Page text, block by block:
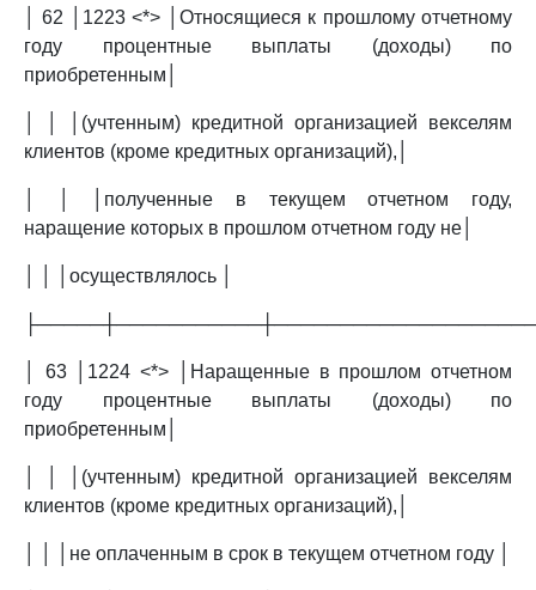
│ 62 │1223 <*> │Относящиеся к прошлому отчетному
году процентные выплаты (доходы) по
приобретенным│
│ │ │(учтенным) кредитной организацией векселям
клиентов (кроме кредитных организаций),│
│ │ │полученные в текущем отчетном году,
наращение которых в прошлом отчетном году не│
│ │ │осуществлялось │
│ 63 │1224 <*> │Наращенные в прошлом отчетном
году процентные выплаты (доходы) по
приобретенным│
│ │ │(учтенным) кредитной организацией векселям
клиентов (кроме кредитных организаций),│
│ │ │не оплаченным в срок в текущем отчетном году │